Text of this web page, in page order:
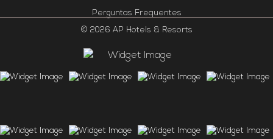
Perguntas Frequentes
© 2026 AP Hotels & Resorts